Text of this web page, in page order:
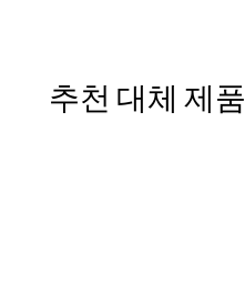
추천 대체 제품